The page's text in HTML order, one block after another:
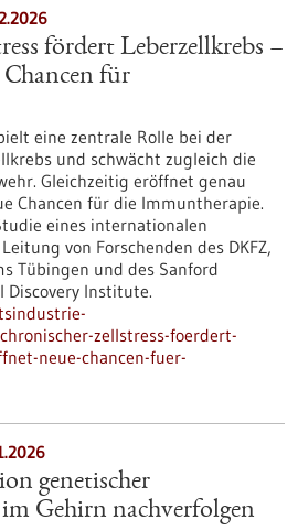
fördert Leberzellkrebs –
für
eine zentrale Rolle bei der
und schwächt zugleich die
Gleichzeitig eröffnet genau
Chancen für die Immuntherapie.
eines internationalen
von Forschenden des DKFZ,
Tübingen und des Sanford
Discovery Institute.
zellstress-foerdert-
neue-chancen-fuer-
genetischer
Gehirn nachverfolgen